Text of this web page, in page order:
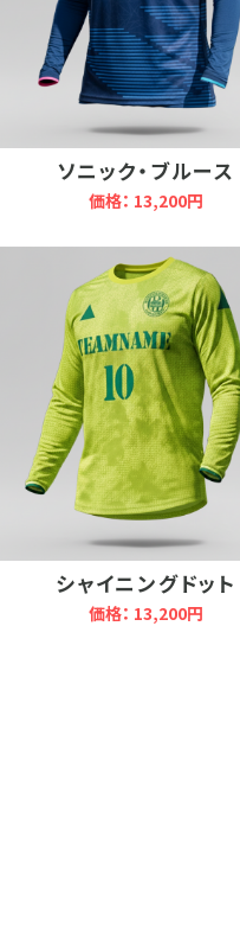
ソニック・ブルース
価格： 13,200円
シャイニングドット
価格： 13,200円